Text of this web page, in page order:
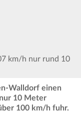
km/h nur rund 10
Walldorf einen
10 Meter
100 km/h fuhr.